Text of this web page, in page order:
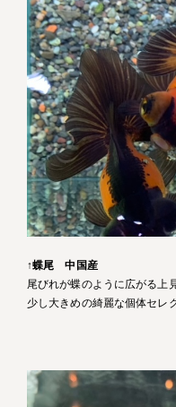
↑蝶尾 中国産
尾びれが蝶のように広がる上
少し大きめの綺麗な個体セレ